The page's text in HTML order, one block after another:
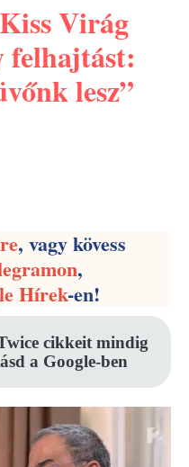
Virág
felhajtást:
lesz”
, vagy kövess
,
Hírek-en!
cikkeit mindig
a Google-ben